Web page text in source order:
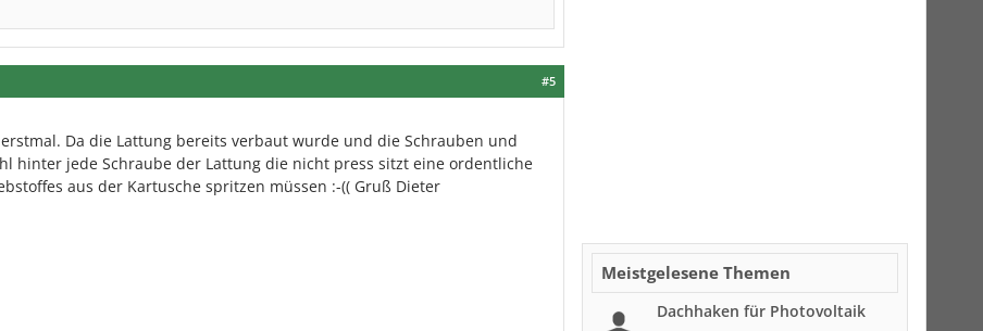
#5
Da die Lattung bereits verbaut wurde und die Schrauben und
hinter jede Schraube der Lattung die nicht press sitzt eine ordentliche
aus der Kartusche spritzen müssen :-(( Gruß Dieter
Meistgelesene Themen
Dachhaken für Photovoltaik